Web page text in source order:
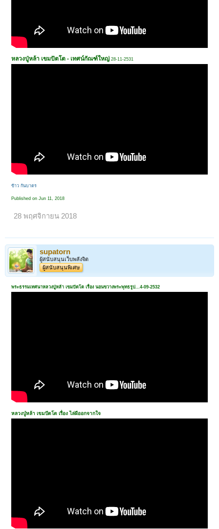
หลวงปู่หล้า เขมปัตโต - เทศน์กัณฑ์ใหญ่ 28-11-2531
ข้าว ก้นบาตร
Published on Jun 11, 2018
28 พฤศจิกายน 2018
supatorn
ผู้สนับสนุนเว็บพลังจิต
ผู้สนับสนุนพิเศษ
พระธรรมเทศนาหลวงปู่หล้า เขมปัตโต เรื่อง นอนขวางพระพุทธรูป...4-09-2532
หลวงปู่หล้า เขมปัตโต เรื่อง ไล่ผีออกจากใจ